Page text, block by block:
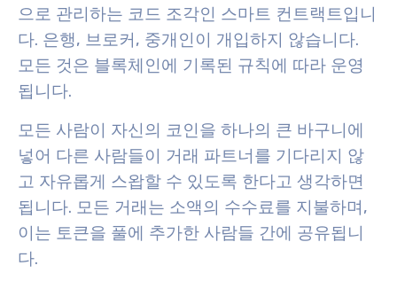
으로 관리하는 코드 조각인 스마트 컨트랙트입니
다. 은행, 브로커, 중개인이 개입하지 않습니다.
모든 것은 블록체인에 기록된 규칙에 따라 운영
됩니다.
모든 사람이 자신의 코인을 하나의 큰 바구니에
넣어 다른 사람들이 거래 파트너를 기다리지 않
고 자유롭게 스왑할 수 있도록 한다고 생각하면
됩니다. 모든 거래는 소액의 수수료를 지불하며,
이는 토큰을 풀에 추가한 사람들 간에 공유됩니
다.